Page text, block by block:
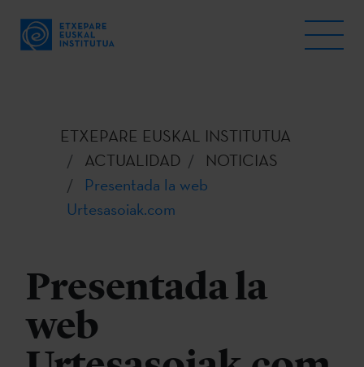
ETXEPARE EUSKAL INSTITUTUA
ACTUALIDAD
NOTICIAS
Presentada la web
Urtesasoiak.com
Presentada la
web